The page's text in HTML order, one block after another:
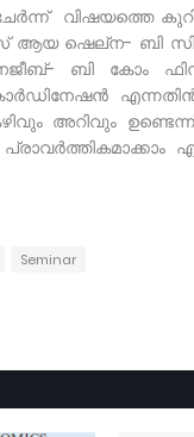
വിഷയത്തെ
ആയ ഷെല്‌ന-
ബി കോം
അറിവും
Seminar